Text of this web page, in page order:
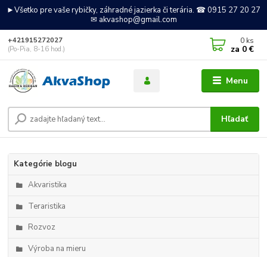
►Všetko pre vaše rybičky, záhradné jazierka či terária. ☎ 0915 27 20 27
✉ akvashop@gmail.com
Menu
Hľadať
+421915272027
(Po-Pia, 8-16 hod.)
0 ks
za 0 €
Kategórie blogu
Akvaristika
Teraristika
Rozvoz
Výroba na mieru